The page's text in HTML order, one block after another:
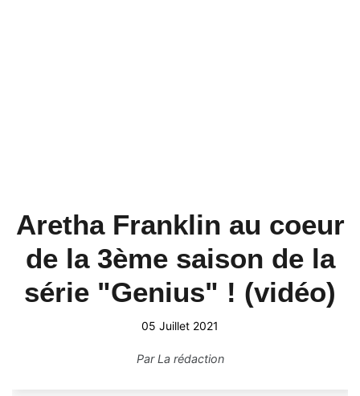
Aretha Franklin au coeur
de la 3ème saison de la
série "Genius" ! (vidéo)
05 Juillet 2021
ParLa rédaction